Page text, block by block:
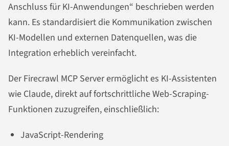
Anschluss für KI-Anwendungen“ beschrieben werden
kann. Es standardisiert die Kommunikation zwischen
KI-Modellen und externen Datenquellen, was die
Integration erheblich vereinfacht.
Der Firecrawl MCP Server ermöglicht es KI-Assistenten
wie Claude, direkt auf fortschrittliche Web-Scraping-
Funktionen zuzugreifen, einschließlich:
JavaScript-Rendering